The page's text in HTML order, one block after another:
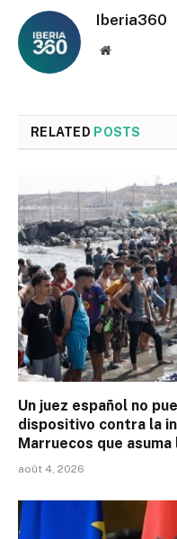
Iberia360
Website
RELATED POSTS
Un juez español no
dispositivo contra la
Marruecos que
août 4, 2026